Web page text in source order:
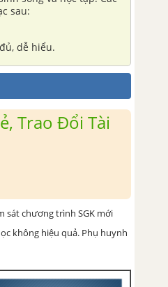
sau:
dễ hiểu.
Trao Đổi Tài
sát chương trình SGK mới
không hiệu quả. Phụ huynh